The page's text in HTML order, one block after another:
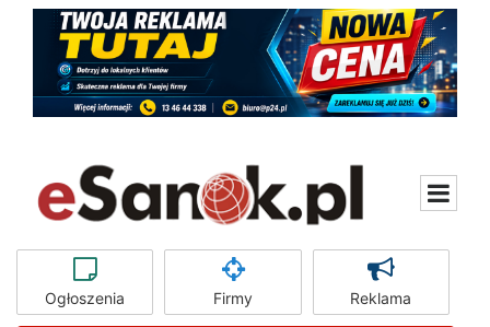
Ogłoszenia Firmy Reklama